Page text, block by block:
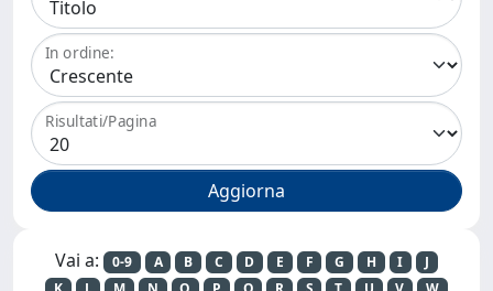
In ordine:
Risultati/Pagina
Vai a: 0-9 A B C D E F G H I
J